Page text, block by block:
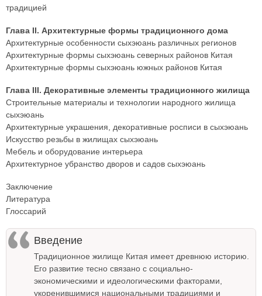
традицией
Глава II. Архитектурные формы традиционного дома
Архитектурные особенности сыхэюань различных регионов
Архитектурные формы сыхэюань северных районов Китая
Архитектурные формы сыхэюань южных районов Китая
Глава III. Декоративные элементы традиционного жилища
Строительные материалы и технологии народного жилища
сыхэюань
Архитектурные украшения, декоративные росписи в сыхэюань
Искусство резьбы в жилищах сыхэюань
Мебель и оборудование интерьера
Архитектурное убранство дворов и садов сыхэюань
Заключение
Литература
Глоссарий
Введение
Традиционное жилище Китая имеет древнюю историю.
Его развитие тесно связано с социально-
экономическими и идеологическими факторами,
укоренившимися национальными традициями и